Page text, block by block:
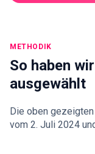
METHODIK
So haben
ausgewählt
Die oben
vom 2. Juli 2024